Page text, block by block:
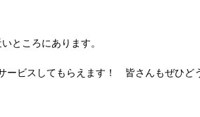
ところにあります。
ービスしてもらえます！ 皆さんもぜひど